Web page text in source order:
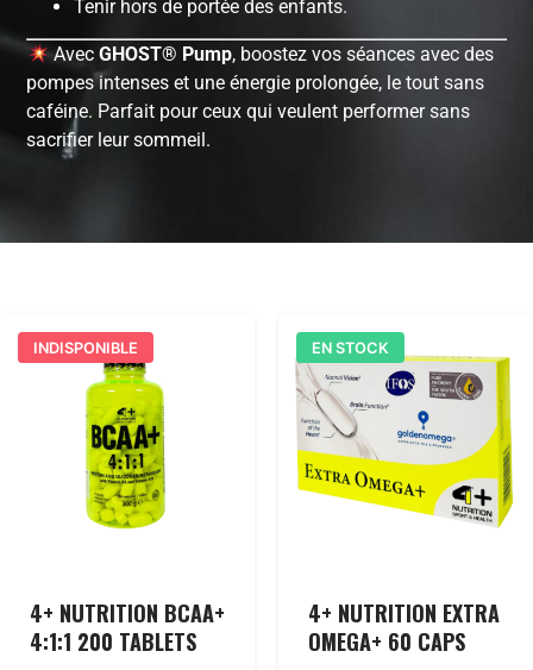
Tenir hors de portée des enfants.
Avec GHOST® Pump, boostez vos séances avec des
pompes intenses et une énergie prolongée, le tout sans
caféine. Parfait pour ceux qui veulent performer sans
sacrifier leur sommeil.
INDISPONIBLE
4+ NUTRITION BCAA+
4:1:1 200 TABLETS
EN STOCK
4+ NUTRITION EXTRA
OMEGA+ 60 CAPS